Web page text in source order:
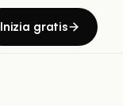
Inizia gratis